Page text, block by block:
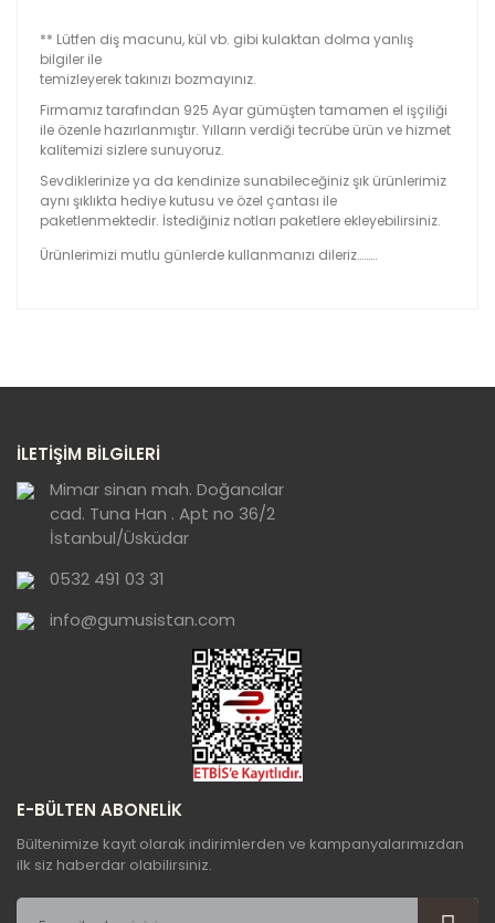
** Lütfen diş macunu, kül vb. gibi kulaktan dolma yanlış
bilgiler ile
temizleyerek takınızı bozmayınız.
Firmamız tarafından 925 Ayar gümüşten tamamen el işçiliği
ile özenle hazırlanmıştır. Yılların verdiği tecrübe ürün ve hizmet
kalitemizi sizlere sunuyoruz.
Sevdiklerinize ya da kendinize sunabileceğiniz şık ürünlerimiz
aynı şıklıkta hediye kutusu ve özel çantası ile
paketlenmektedir. İstediğiniz notları paketlere ekleyebilirsiniz.
Ürünlerimizi mutlu günlerde kullanmanızı dileriz………
görüntülenemiyor.
Ürün açıklamasında eksik bilgiler bulunuyor.
Ürün bilgilerinde hatalar bulunuyor.
Ürün fiyatı diğer sitelerden daha pahalı.
Bu ürüne benzer farklı alternatifler olmalı.
Gönder
İLETİŞİM BİLGİLERİ
Mimar sinan mah. Doğancılar
cad. Tuna Han . Apt no 36/2
İstanbul/Üsküdar
0532 491 03 31
info@gumusistan.com
E-BÜLTEN ABONELİK
Bültenimize kayıt olarak indirimlerden ve kampanyalarımızdan
ilk siz haberdar olabilirsiniz.